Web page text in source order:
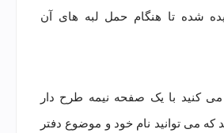
شده تا هنگام حمل لبه های آن
می کنید با یک صفحه نیمه طرح دار
می توانید نام خود و موضوع دفتر